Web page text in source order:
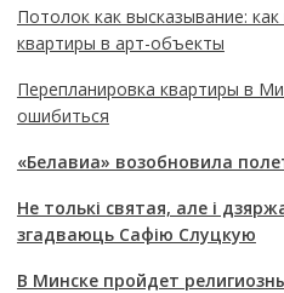
Потолок как высказывание:
квартиры в арт-объекты
Перепланировка квартиры в
ошибиться
«Белавиа» возобновила
Не толькі святая, але і
згадваюць Сафію Слуцкую
В Минске пройдет